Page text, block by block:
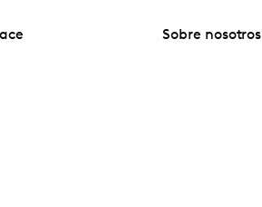
Sobre nosotros